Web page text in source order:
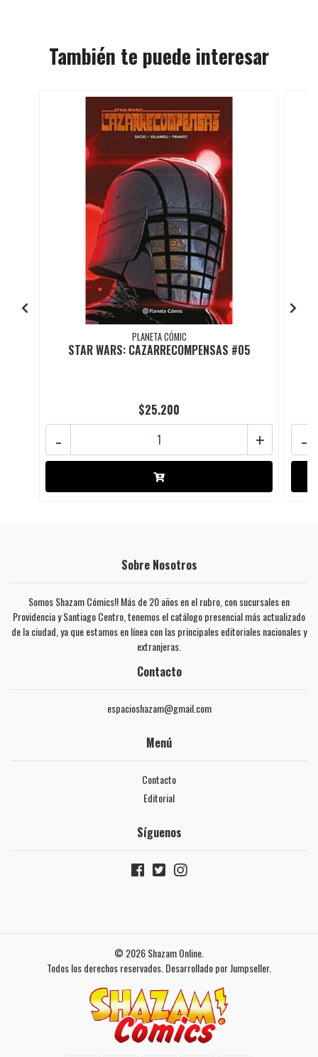
También te puede interesar
PLANETA CÓMIC
STAR WARS: CAZARRECOMPENSAS #05
$25.200
+
- -
Sobre Nosotros
Somos Shazam Cómics!! Más de 20 años en el rubro, con sucursales en
Providencia y Santiago Centro, tenemos el catálogo presencial más actualizado
de la ciudad, ya que estamos en línea con las principales editoriales nacionales y
extranjeras.
Contacto
espacioshazam@gmail.com
Menú
Contacto
Editorial
Síguenos
© 2026 Shazam Online.
Todos los derechos reservados.Desarrollado por Jumpseller.